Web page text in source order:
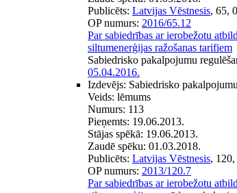
Publicēts: Latvijas Vēstnesis, 65,
OP numurs: 2016/65.12
Par sabiedrības ar ierobežotu
siltumenerģijas ražošanas tarifiem
Sabiedrisko pakalpojumu
05.04.2016.
Izdevējs: Sabiedrisko
Veids: lēmums
Numurs: 113
Pieņemts: 19.06.2013.
Stājas spēkā: 19.06.2013.
Zaudē spēku: 01.03.2018.
Publicēts: Latvijas Vēstnesis,
OP numurs: 2013/120.7
Par sabiedrības ar ierobežotu